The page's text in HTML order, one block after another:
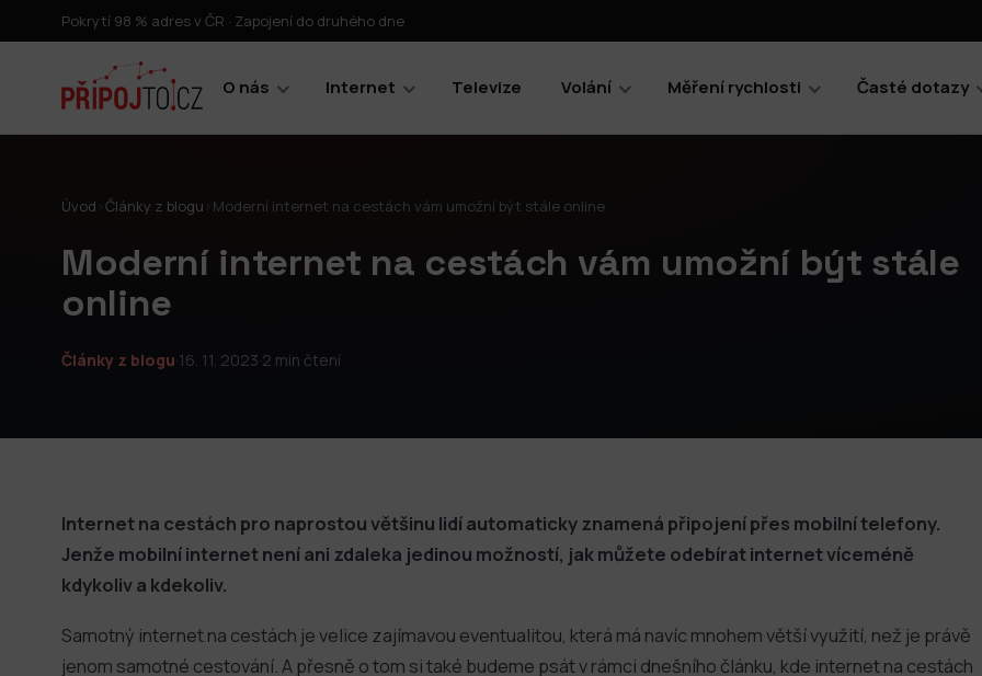
Pokrytí 98 % adres v ČR · Zapojení do druhého dne
O nás Internet Televize Volání Měření rychlosti Časté dotazy
Úvod Články z blogu Moderní internet na cestách vám umožní být stále online
Moderní internet na cestách vám umožní být stále
online
Články z blogu·16. 11. 2023·2 min čtení
Internet na cestách pro naprostou většinu lidí automaticky znamená připojení přes mobilní telefony.
Jenže mobilní internet není ani zdaleka jedinou možností, jak můžete odebírat internet víceméně
kdykoliv a kdekoliv.
Samotný internet na cestách je velice zajímavou eventualitou, která má navíc mnohem větší využití, než je právě
jenom samotné cestování. A přesně o tom si také budeme psát v rámci dnešního článku, kde internet na cestách